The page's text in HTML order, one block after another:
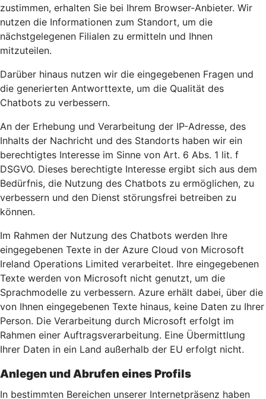
zustimmen, erhalten Sie bei Ihrem Browser-Anbieter. Wir
nutzen die Informationen zum Standort, um die
nächstgelegenen Filialen zu ermitteln und Ihnen
mitzuteilen.
Darüber hinaus nutzen wir die eingegebenen Fragen und
die generierten Antworttexte, um die Qualität des
Chatbots zu verbessern.
An der Erhebung und Verarbeitung der IP-Adresse, des
Inhalts der Nachricht und des Standorts haben wir ein
berechtigtes Interesse im Sinne von Art. 6 Abs. 1 lit. f
DSGVO. Dieses berechtigte Interesse ergibt sich aus dem
Bedürfnis, die Nutzung des Chatbots zu ermöglichen, zu
verbessern und den Dienst störungsfrei betreiben zu
können.
Im Rahmen der Nutzung des Chatbots werden Ihre
eingegebenen Texte in der Azure Cloud von Microsoft
Ireland Operations Limited verarbeitet. Ihre eingegebenen
Texte werden von Microsoft nicht genutzt, um die
Sprachmodelle zu verbessern. Azure erhält dabei, über die
von Ihnen eingegebenen Texte hinaus, keine Daten zu Ihrer
Person. Die Verarbeitung durch Microsoft erfolgt im
Rahmen einer Auftragsverarbeitung. Eine Übermittlung
Ihrer Daten in ein Land außerhalb der EU erfolgt nicht.
Anlegen und Abrufen eines Profils
In bestimmten Bereichen unserer Internetpräsenz haben